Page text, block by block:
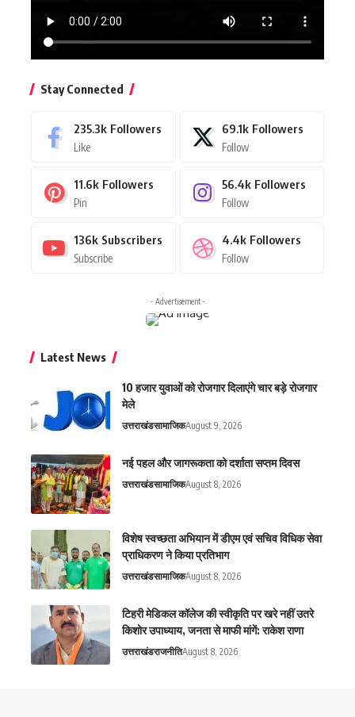
Stay Connected
235.3k Followers
Like
69.1k Followers
Follow
11.6k Followers
Pin
56.4k Followers
Follow
136k Subscribers
Subscribe
4.4k Followers
Follow
- Advertisement -
Latest News
10 हजार युवाओं को रोजगार दिलाएंगे चार बड़े रोजगार
मेले
उत्तराखंडसामाजिकAugust 9, 2026
नई पहल और जागरूकता को दर्शाता सप्तम दिवस
उत्तराखंडसामाजिकAugust 8, 2026
विशेष स्वच्छता अभियान में डीएम एवं सचिव विधिक सेवा
प्राधिकरण ने किया प्रतिभाग
उत्तराखंडसामाजिकAugust 8, 2026
टिहरी मेडिकल कॉलेज की स्वीकृति पर खरे नहीं उतरे
किशोर उपाध्याय, जनता से माफी मांगें: राकेश राणा
उत्तराखंडराजनीतिAugust 8, 2026